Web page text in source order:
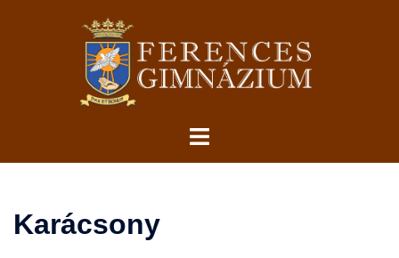
Toggle
Karácsony